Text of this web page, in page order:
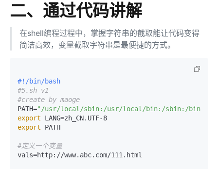
二、通过代码讲解
在shell编程过程中，掌握字符串的截取能让代码变得
简洁高效，变量截取字符串是最便捷的方式。
#!/bin/bash
#5.sh v1
#create by maoge
PATH="/usr/local/sbin:/usr/local/bin:/sbin:/bin:/
export
export PATH
#定义一个变量
vals=http://www.abc.com/111.html